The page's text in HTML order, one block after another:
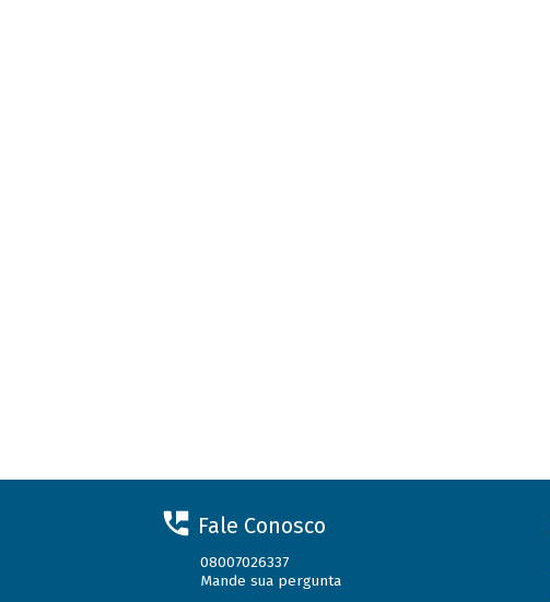
Fale Conosco
08007026337
Mande sua pergunta